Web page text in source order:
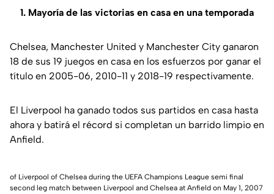
1. Mayoría de las victorias en casa en una temporada
Chelsea, Manchester United y Manchester City ganaron
18 de sus 19 juegos en casa en los esfuerzos por ganar el
título en 2005-06, 2010-11 y 2018-19 respectivamente.
El Liverpool ha ganado todos sus partidos en casa hasta
ahora y batirá el récord si completan un barrido limpio en
Anfield.
of Liverpool of Chelsea during the UEFA Champions League semi final
second leg match between Liverpool and Chelsea at Anfield on May 1, 2007